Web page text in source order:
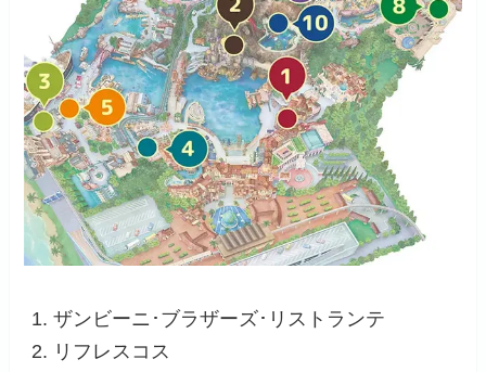
ザンビーニ･ブラザーズ･リストランテ
リフレスコス